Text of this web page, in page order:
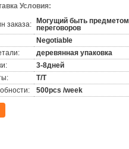
Условия:
заказа:
Могущий быть предметом
переговоров
Negotiable
деревянная упаковка
3-8дней
T/T
500pcs /week